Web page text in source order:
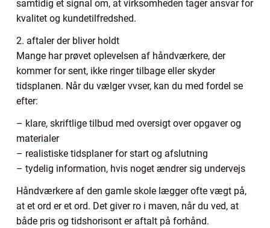
samtidig et signal om, at virksomheden tager ansvar for
kvalitet og kundetilfredshed.
2. aftaler der bliver holdt
Mange har prøvet oplevelsen af håndværkere, der
kommer for sent, ikke ringer tilbage eller skyder
tidsplanen. Når du vælger vvser, kan du med fordel se
efter:
– klare, skriftlige tilbud med oversigt over opgaver og
materialer
– realistiske tidsplaner for start og afslutning
– tydelig information, hvis noget ændrer sig undervejs
Håndværkere af den gamle skole lægger ofte vægt på,
at et ord er et ord. Det giver ro i maven, når du ved, at
både pris og tidshorisont er aftalt på forhånd.